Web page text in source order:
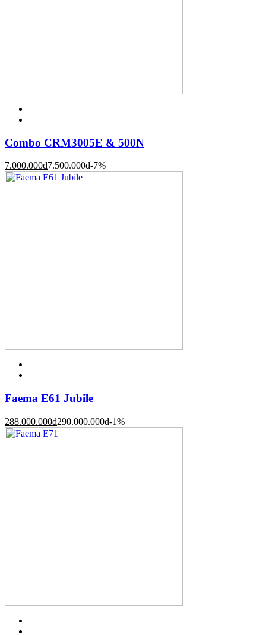
Combo CRM3005E & 500N
7.000.000đ7.500.000đ-7%
Faema E61 Jubile
288.000.000đ290.000.000đ-1%